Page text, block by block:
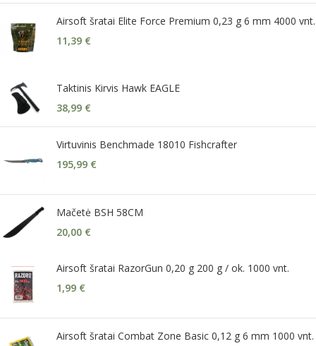
Airsoft šratai Elite Force Premium 0,23 g 6 mm 4000 vnt.
11,39 €
Taktinis Kirvis Hawk EAGLE
38,99 €
Virtuvinis Benchmade 18010 Fishcrafter
195,99 €
Mačetė BSH 58CM
20,00 €
Airsoft šratai RazorGun 0,20 g 200 g / ok. 1000 vnt.
1,99 €
Airsoft šratai Combat Zone Basic 0,12 g 6 mm 1000 vnt.